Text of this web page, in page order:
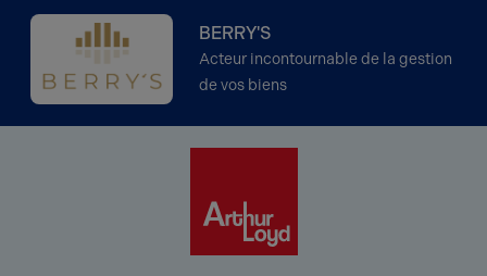
BERRY'S
Acteur incontournable de la gestion
de vos biens